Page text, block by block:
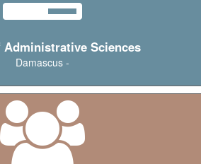
Administrative Sciences
Damascus -